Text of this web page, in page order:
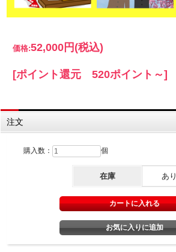
価格:52,000円 (税込)
[ポイント還元 520ポイント～]
注文
購入数： 個
在庫 あり